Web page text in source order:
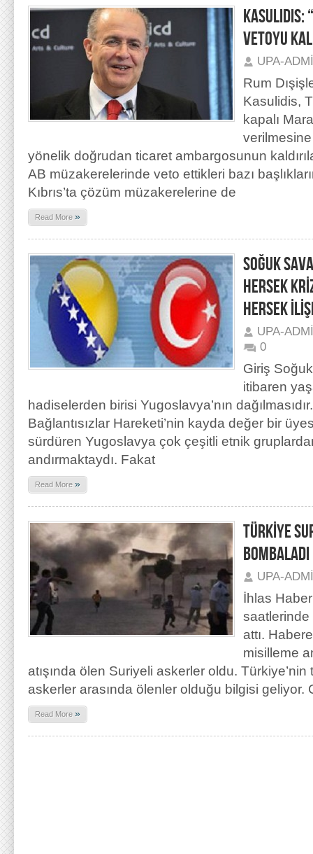
KASULIDIS:
VETOYU
UPA-
Rum
Kasulidis,
kapalı
verilmesine
yönelik doğrudan ticaret ambargosunun
AB müzakerelerinde veto ettikleri bazı
Kıbrıs’ta çözüm müzakerelerine de
Read More »
SOĞUK
HERSEK
HERSEK
UPA-
0
Giriş
itibaren
hadiselerden birisi Yugoslavya’nın
Bağlantısızlar Hareketi’nin kayda değer bir
sürdüren Yugoslavya çok çeşitli etnik
andırmaktaydı. Fakat
Read More »
TÜRKİYE
BOMBALADI
UPA-
İhlas
saatlerinde
attı.
misilleme
atışında ölen Suriyeli askerler oldu.
askerler arasında ölenler olduğu bilgisi geliyor.
Read More »